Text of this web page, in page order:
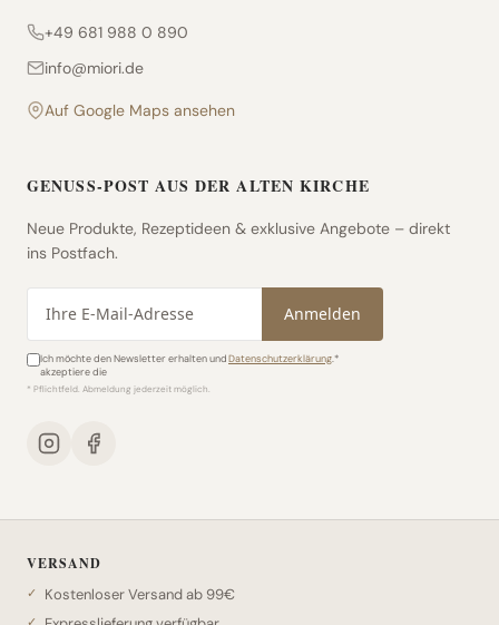
+49 681 988 0 890
info@miori.de
Auf Google Maps ansehen
GENUSS-POST AUS DER ALTEN KIRCHE
Neue Produkte, Rezeptideen & exklusive Angebote – direkt
ins Postfach.
Anmelden
Ich möchte den Newsletter erhalten und
akzeptiere die
Datenschutzerklärung.*
* Pflichtfeld. Abmeldung jederzeit möglich.
VERSAND
Kostenloser Versand ab 99€